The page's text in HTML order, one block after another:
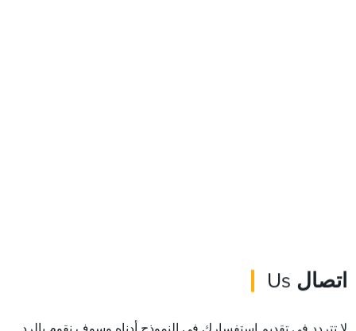
اتصال